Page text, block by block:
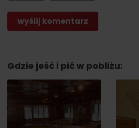
Gdzie jeść i pić w pobliżu: